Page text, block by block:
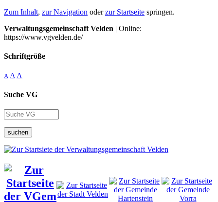
Zum Inhalt, zur Navigation oderzur Startseite springen.
Verwaltungsgemeinschaft Velden | Online:
https://www.vgvelden.de/
Schriftgröße
A A A
Suche VG
suchen